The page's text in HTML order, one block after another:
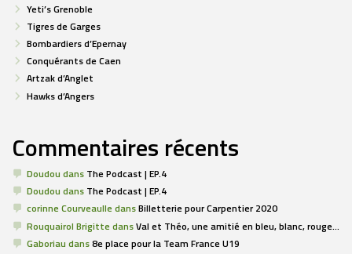
Yeti’s Grenoble
Tigres de Garges
Bombardiers d’Epernay
Conquérants de Caen
Artzak d’Anglet
Hawks d’Angers
Commentaires récents
Doudou dans The Podcast | EP.4
Doudou dans The Podcast | EP.4
corinne CourveaulledansBilletterie pour Carpentier 2020
Rouquairol BrigittedansVal et Théo, une amitié en bleu, blanc, rouge…
Gaboriau dans8e place pour la Team France U19